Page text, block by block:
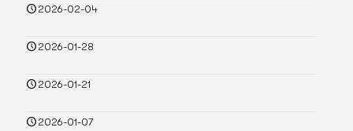
2026-02-04
2026-01-28
2026-01-21
2026-01-07